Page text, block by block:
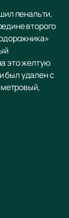
пенальти,
второго
это желтую
был удален с